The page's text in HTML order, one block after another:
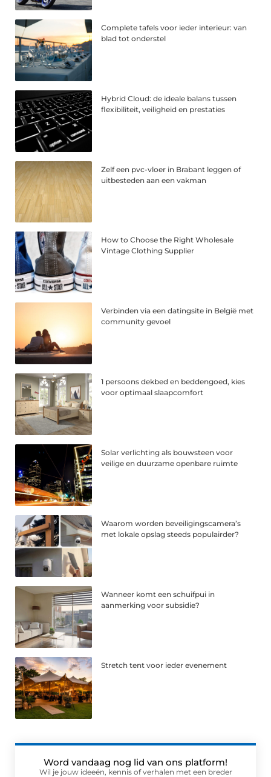
Complete tafels voor ieder interieur: van
blad tot onderstel
Hybrid Cloud: de ideale balans tussen
flexibiliteit, veiligheid en prestaties
Zelf een pvc-vloer in Brabant leggen of
uitbesteden aan een vakman
How to Choose the Right Wholesale
Vintage Clothing Supplier
Verbinden via een datingsite in België met
community gevoel
1 persoons dekbed en beddengoed, kies
voor optimaal slaapcomfort
Solar verlichting als bouwsteen voor
veilige en duurzame openbare ruimte
Waarom worden beveiligingscamera’s
met lokale opslag steeds populairder?
Wanneer komt een schuifpui in
aanmerking voor subsidie?
Stretch tent voor ieder evenement
Word vandaag nog lid van ons platform!
Wil je jouw ideeën, kennis of verhalen met een breder